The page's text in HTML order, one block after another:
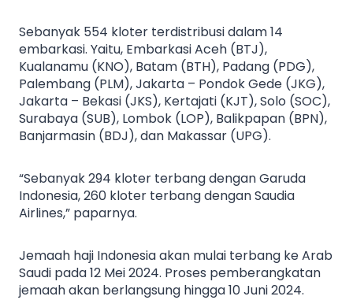
Sebanyak 554 kloter terdistribusi dalam 14
embarkasi. Yaitu, Embarkasi Aceh (BTJ),
Kualanamu (KNO), Batam (BTH), Padang (PDG),
Palembang (PLM), Jakarta – Pondok Gede (JKG),
Jakarta – Bekasi (JKS), Kertajati (KJT), Solo (SOC),
Surabaya (SUB), Lombok (LOP), Balikpapan (BPN),
Banjarmasin (BDJ), dan Makassar (UPG).
“Sebanyak 294 kloter terbang dengan Garuda
Indonesia, 260 kloter terbang dengan Saudia
Airlines,” paparnya.
Jemaah haji Indonesia akan mulai terbang ke Arab
Saudi pada 12 Mei 2024. Proses pemberangkatan
jemaah akan berlangsung hingga 10 Juni 2024.